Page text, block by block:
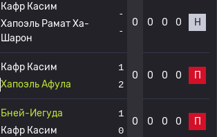
Кафр Касим
Хапоэль Рамат Ха-
Шарон
-
-
0 0 0 0 Н
Кафр Касим
Хапоэль Афула
1
2
0 0 0 0 П
Бней-Иегуда
Кафр Касим
1
0
0 0 0 0 П